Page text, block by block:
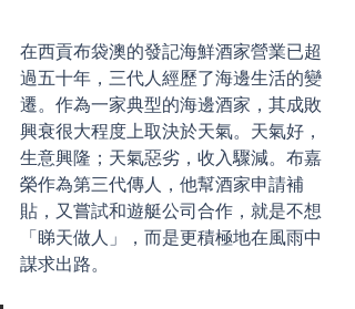
在西貢布袋澳的發記海鮮酒家營業已超
過五十年，三代人經歷了海邊生活的變
遷。作為一家典型的海邊酒家，其成敗
興衰很大程度上取決於天氣。天氣好，
生意興隆；天氣惡劣，收入驟減。布嘉
榮作為第三代傳人，他幫酒家申請補
貼，又嘗試和遊艇公司合作，就是不想
「睇天做人」，而是更積極地在風雨中
謀求出路。